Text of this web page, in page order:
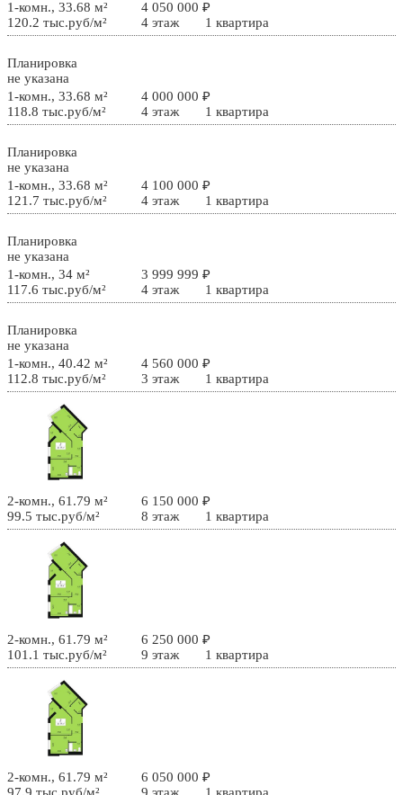
1-комн., 33.68 м²
4 050 000 ₽
120.2 тыс.руб/м²
4 этаж 1 квартира
Планировка
не указана
1-комн., 33.68 м²
4 000 000 ₽
118.8 тыс.руб/м²
4 этаж 1 квартира
Планировка
не указана
1-комн., 33.68 м²
4 100 000 ₽
121.7 тыс.руб/м²
4 этаж 1 квартира
Планировка
не указана
1-комн., 34 м²
3 999 999 ₽
117.6 тыс.руб/м²
4 этаж 1 квартира
Планировка
не указана
1-комн., 40.42 м²
4 560 000 ₽
112.8 тыс.руб/м²
3 этаж 1 квартира
2-комн., 61.79 м²
6 150 000 ₽
99.5 тыс.руб/м²
8 этаж 1 квартира
2-комн., 61.79 м²
6 250 000 ₽
101.1 тыс.руб/м²
9 этаж 1 квартира
2-комн., 61.79 м²
6 050 000 ₽